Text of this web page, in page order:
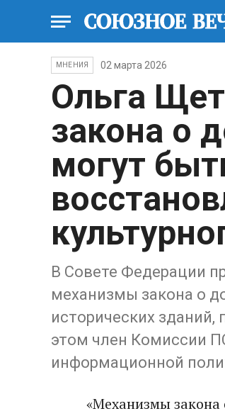
МНЕНИЯ 02 марта 2026
Ольга
закона о
могут
В Совете Федерации
механизмы закона о
исторических
этом член Комиссии
информационной
«Механизмы закона